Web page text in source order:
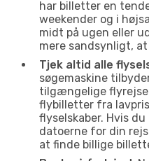
har billetter en
weekender og i
midt på ugen eller
mere sandsynligt,
Tjek altid alle
søgemaskine
tilgængelige
flybilletter fra
flyselskaber. Hvis
datoerne for din
at finde billige